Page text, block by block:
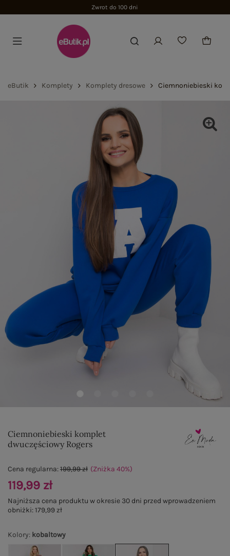
Zwrot do 100 dni
eButik Komplety Komplety dresowe Ciemnoniebieski
Ciemnoniebieski komplet
dwuczęściowy Rogers
Kolory: kobaltowy
Cena regularna:199,99 zł (Zniżka 40%)
119,99 zł
Najniższa cena produktu w okresie 30 dni przed wprowadzeniem
obniżki:179,99 zł